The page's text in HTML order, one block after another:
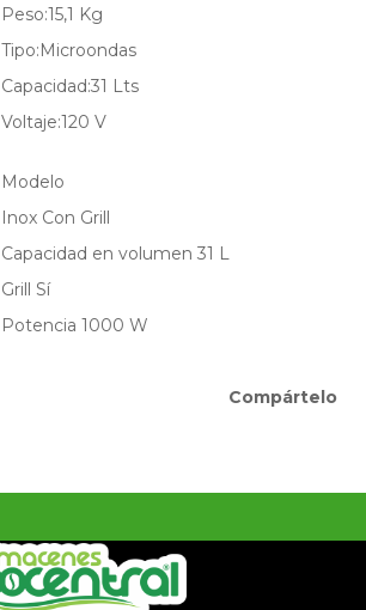
Peso:15,1 Kg
Tipo:Microondas
Capacidad:31 Lts
Voltaje:120 V
Modelo
Inox Con Grill
Capacidad en volumen 31 L
Grill Sí
Potencia 1000 W
Compártelo